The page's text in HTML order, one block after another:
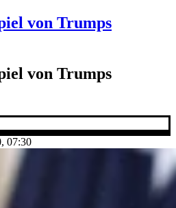
von Trumps
von Trumps
07:30